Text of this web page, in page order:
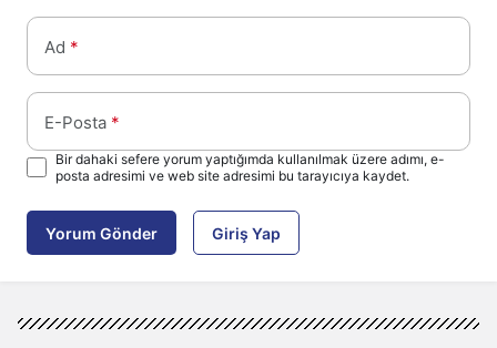
Ad *
E-Posta *
Bir dahaki sefere yorum yaptığımda kullanılmak üzere adımı, e-
posta adresimi ve web site adresimi bu tarayıcıya kaydet.
Yorum Gönder Giriş Yap